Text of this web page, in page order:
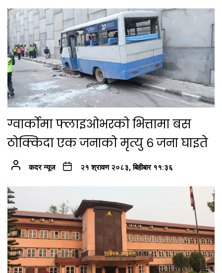
ग्वार्कोमा फ्लाइओभरको भित्तामा बस
ठोक्किदा एक जनाको मृत्यु ६ जना घाइते
कदर न्यूज २१ श्रावण २०८३, बिहीबार ११:३६